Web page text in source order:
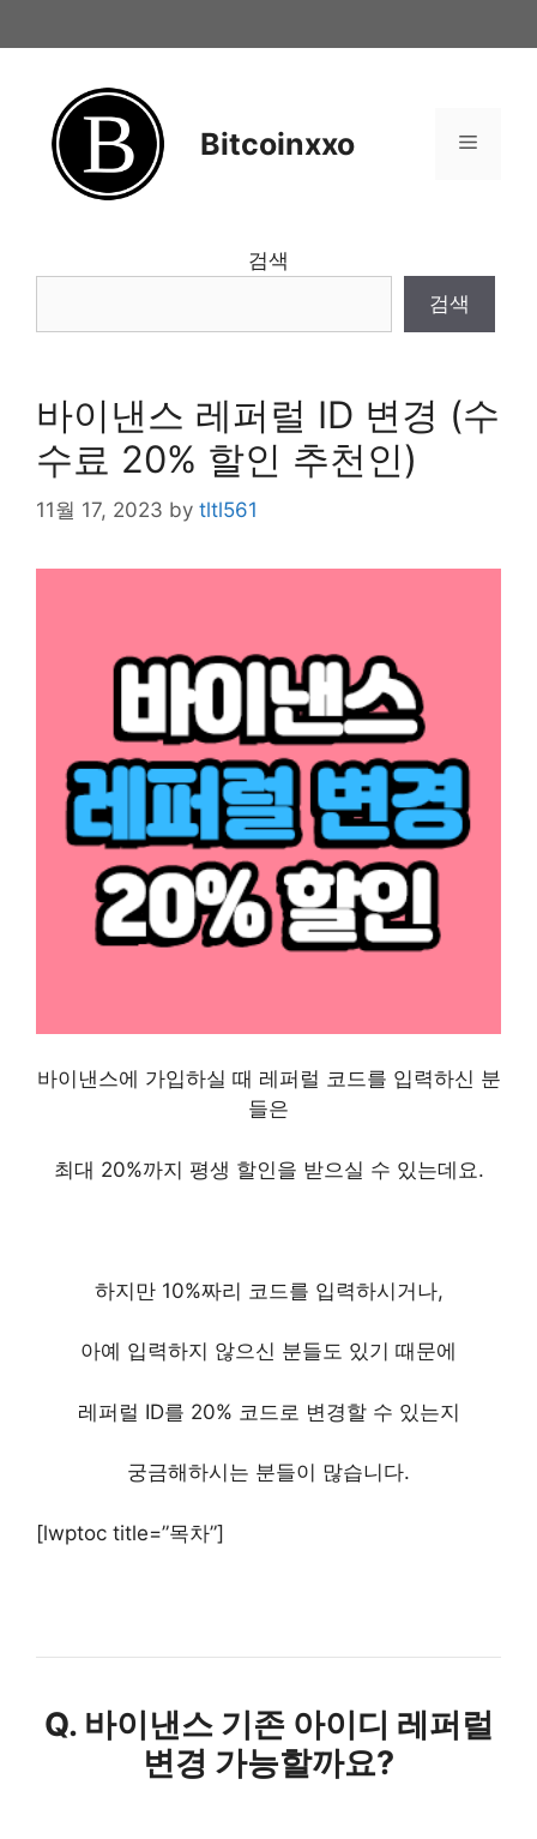
to
Bitcoinxxo Menu
검색
검색
바이낸스 레퍼럴 ID 변경 (수
수료 20% 할인 추천인)
11월 17, 2023 by tltl561
​바이낸스에 가입하실 때 레퍼럴 코드를 입력하신 분
들은
최대 20%까지 평생 할인을 받으실 수 있는데요.
하지만 10%짜리 코드를 입력하시거나,
아예 입력하지 않으신 분들도 있기 때문에
레퍼럴 ID를 20% 코드로 변경할 수 있는지
궁금해하시는 분들이 많습니다.
[lwptoc title=”목차”]
Q. 바이낸스 기존 아이디 레퍼럴
변경 가능할까요?